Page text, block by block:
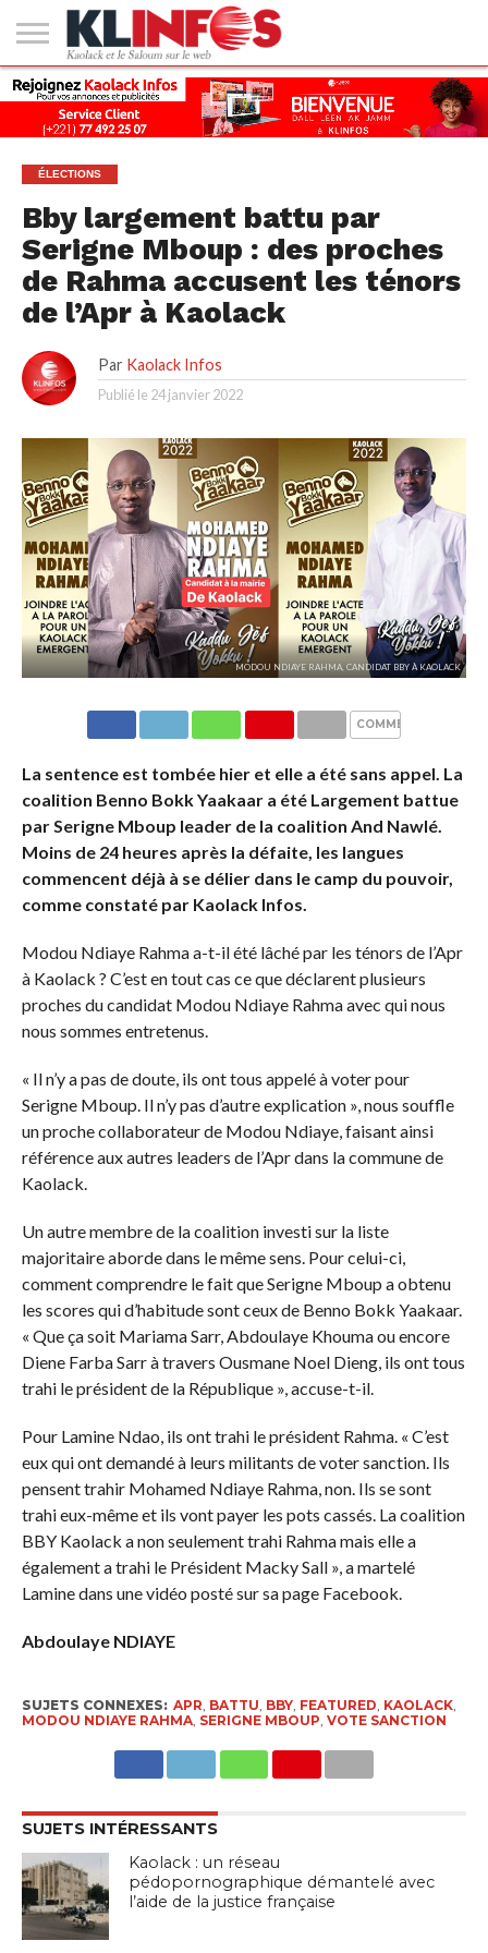
#2
(PAS
DE
TITRE)
KAOLACK
POLITIQUE
ECONOMIE
SOCIÉTÉ
CULTURE
PEOPLE
SPORT
SANTÉ
AFRIQUE
INTERNATIONAL
EMPLOI &
FORMATION
ÉLECTIONS
Bby largement battu par
Serigne Mboup : des proches
de Rahma accusent les ténors
de l’Apr à Kaolack
Par Kaolack Infos
Publié le 24 janvier 2022
MODOU NDIAYE RAHMA, CANDIDAT BBY À KAOLACK
COMMENTAIRES
La sentence est tombée hier et elle a été sans appel. La
coalition Benno Bokk Yaakaar a été Largement battue
par Serigne Mboup leader de la coalition And Nawlé.
Moins de 24 heures après la défaite, les langues
commencent déjà à se délier dans le camp du pouvoir,
comme constaté par Kaolack Infos.
Modou Ndiaye Rahma a-t-il été lâché par les ténors de l’Apr
à Kaolack ? C’est en tout cas ce que déclarent plusieurs
proches du candidat Modou Ndiaye Rahma avec qui nous
nous sommes entretenus.
« Il n’y a pas de doute, ils ont tous appelé à voter pour
Serigne Mboup. Il n’y pas d’autre explication », nous souffle
un proche collaborateur de Modou Ndiaye, faisant ainsi
référence aux autres leaders de l’Apr dans la commune de
Kaolack.
Un autre membre de la coalition investi sur la liste
majoritaire aborde dans le même sens. Pour celui-ci,
comment comprendre le fait que Serigne Mboup a obtenu
les scores qui d’habitude sont ceux de Benno Bokk Yaakaar.
« Que ça soit Mariama Sarr, Abdoulaye Khouma ou encore
Diene Farba Sarr à travers Ousmane Noel Dieng, ils ont tous
trahi le président de la République », accuse-t-il.
Pour Lamine Ndao, ils ont trahi le président Rahma. « C’est
eux qui ont demandé à leurs militants de voter sanction. Ils
pensent trahir Mohamed Ndiaye Rahma, non. Ils se sont
trahi eux-même et ils vont payer les pots cassés. La coalition
BBY Kaolack a non seulement trahi Rahma mais elle a
également a trahi le Président Macky Sall », a martelé
Lamine dans une vidéo posté sur sa page Facebook.
Abdoulaye NDIAYE
SUJETS CONNEXES: APR, BATTU, BBY, FEATURED, KAOLACK,
MODOU NDIAYE RAHMA, SERIGNE MBOUP, VOTE SANCTION
SUJETS INTÉRESSANTS
Kaolack : un réseau
pédopornographique démantelé avec
l’aide de la justice française